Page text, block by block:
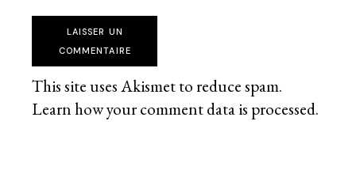
LAISSER UN
COMMENTAIRE
This site uses Akismet to reduce spam.
Learn how your comment data is processed.